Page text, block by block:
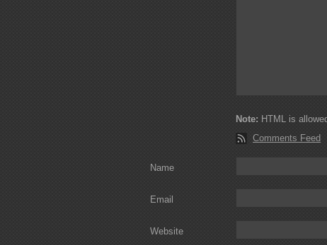
Note: HTML is
Comments Feed
Name
Email
Website